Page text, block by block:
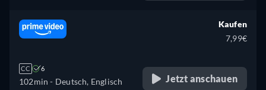
CC 6
102min - Deutsch, Englisch
Kaufen
7,99€
Jetzt anschauen